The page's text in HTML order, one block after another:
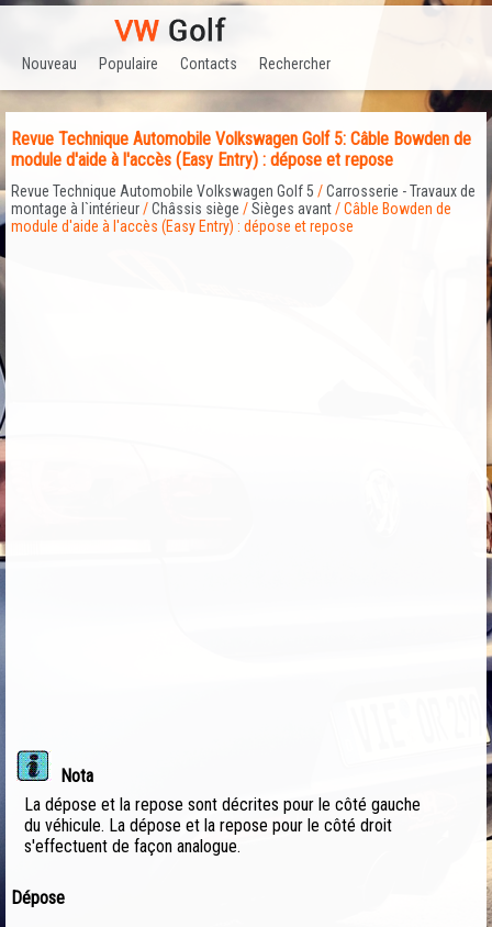
Nouveau Populaire Contacts Rechercher
Revue Technique Automobile Volkswagen Golf 5: Câble Bowden de
module d'aide à l'accès (Easy Entry) : dépose et repose
Revue Technique Automobile Volkswagen Golf 5 /Carrosserie - Travaux de
montage à l`intérieur/Châssis siège /Sièges avant/ Câble Bowden de
module d'aide à l'accès (Easy Entry) : dépose et repose
Nota
La dépose et la repose sont décrites pour le côté gauche
du véhicule. La dépose et la repose pour le côté droit
s'effectuent de façon analogue.
Dépose